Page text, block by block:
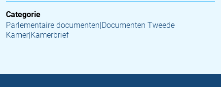
Categorie
Parlementaire documenten|Documenten Tweede
Kamer|Kamerbrief